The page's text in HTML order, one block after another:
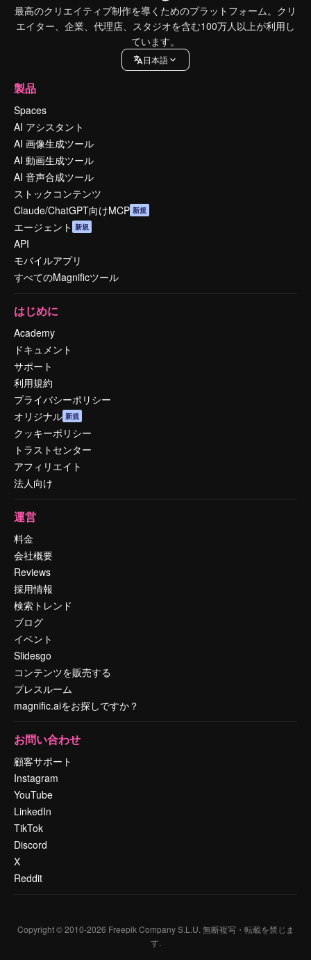
最高のクリエイティブ制作を導くためのプラットフォーム。クリ
エイター、企業、代理店、スタジオを含む100万人以上が利用し
ています。
日本語
製品
Spaces
AI アシスタント
AI 画像生成ツール
AI 動画生成ツール
AI 音声合成ツール
ストックコンテンツ
Claude/ChatGPT向けMCP 新規
エージェント 新規
API
モバイルアプリ
すべてのMagnificツール
はじめに
Academy
ドキュメント
サポート
利用規約
プライバシーポリシー
オリジナル 新規
クッキーポリシー
トラストセンター
アフィリエイト
法人向け
運営
料金
会社概要
Reviews
採用情報
検索トレンド
ブログ
イベント
Slidesgo
コンテンツを販売する
プレスルーム
magnific.aiをお探しですか？
お問い合わせ
顧客サポート
Instagram
YouTube
LinkedIn
TikTok
Discord
X
Reddit
Copyright © 2010-2026 Freepik Company S.L.U. 無断複写・転載を禁じま
す.